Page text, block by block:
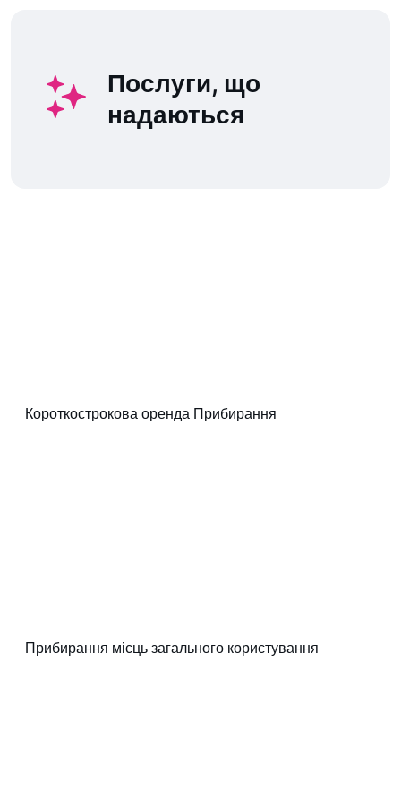
Послуги, що
надаються
Короткострокова оренда Прибирання
Прибирання місць загального користування